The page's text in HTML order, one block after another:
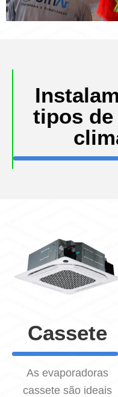
tipos de
Cassete
As evaporadoras
cassete são ideais